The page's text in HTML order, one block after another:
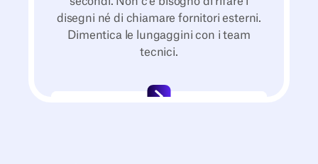
disegni né di chiamare fornitori esterni.
Dimentica le lungaggini con i team
tecnici.